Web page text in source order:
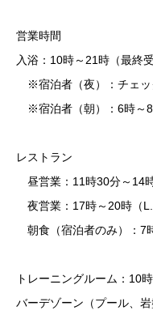
営業時間
入浴：10時～21時（最終
※宿泊者（夜）：チェッ
※宿泊者（朝）：6時～
レストラン
昼営業：11時30分～14
夜営業：17時～20時（
朝食（宿泊者のみ）：7
トレーニングルーム：10
バーデゾーン（プール、